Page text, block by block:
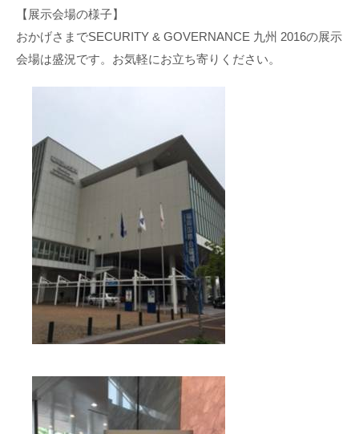
【展示会場の様子】
おかげさまでSECURITY & GOVERNANCE 九州 2016の展示
会場は盛況です。お気軽にお立ち寄りください。